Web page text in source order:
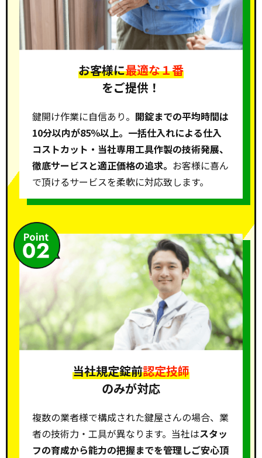
お客様に最適な１番
をご提供！
鍵開け作業に自信あり。 開錠までの平均時間は
10分以内が85％以上。一括仕入れによる仕入
コストカット・当社専用工具作製の技術発展、
徹底サービスと適正価格の追求。 お客様に喜ん
で頂けるサービスを柔軟に対応致します。
当社規定錠前認定技師
のみが対応
複数の業者様で構成された鍵屋さんの場合、業
者の技術力・工具が異なります。当社はスタッ
フの育成から能力の把握までを管理しご安心頂